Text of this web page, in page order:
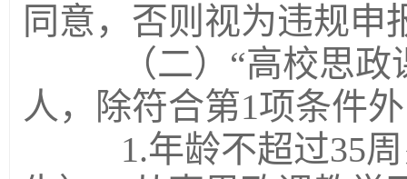
同意，否则视为违规申
（二）“高校思政
人，除符合第1项条件
1.年龄不超过35周